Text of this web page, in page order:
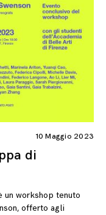
10 Maggio 2023
di
un workshop tenuto
offerto agli